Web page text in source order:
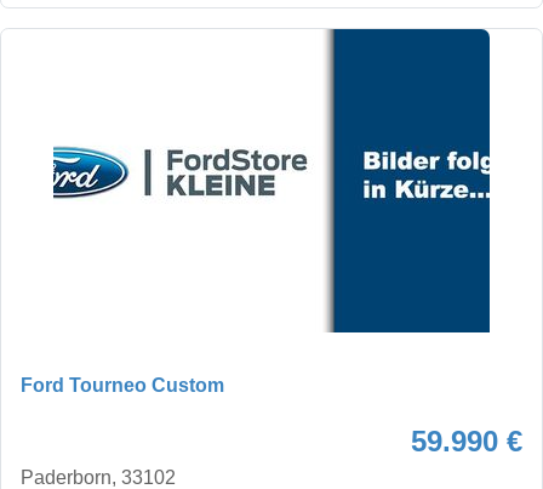
Ford Tourneo Custom
59.990 €
Paderborn, 33102